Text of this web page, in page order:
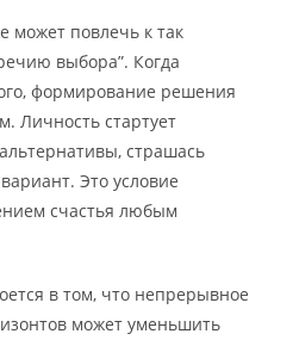
может повлечь к так
выбора”. Когда
формирование решения
Личность стартует
страшась
Это условие
счастья любым
в том, что непрерывное
может уменьшить